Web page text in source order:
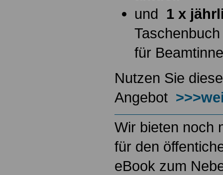
und 1 x
Taschenbuch
für
Nutzen Sie
Angebot
Wir bieten noch
für den
eBook zum